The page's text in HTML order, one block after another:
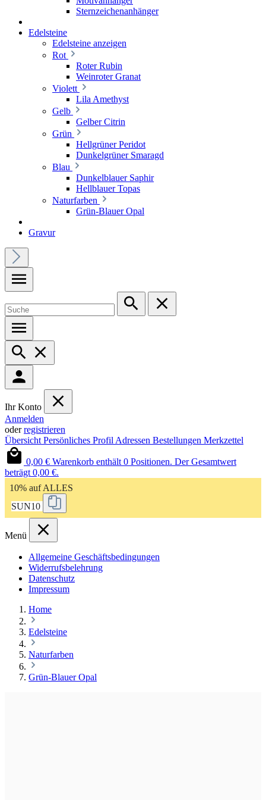
Sternzeichenanhänger
Edelsteine
Edelsteine anzeigen
Rot
Roter Rubin
Weinroter Granat
Violett
Lila Amethyst
Gelb
Gelber Citrin
Grün
Hellgrüner Peridot
Dunkelgrüner Smaragd
Blau
Dunkelblauer Saphir
Hellblauer Topas
Naturfarben
Grün-Blauer Opal
Gravur
Ihr Konto
Anmelden
oderregistrieren
Übersicht Persönliches Profil Adressen Bestellungen Merkzettel
0,00 € Warenkorb enthält 0 Positionen. Der Gesamtwert
beträgt 0,00 €.
10% auf ALLES
SUN10
Menü
Allgemeine Geschäftsbedingungen
Widerrufsbelehrung
Datenschutz
Impressum
Home
Edelsteine
Naturfarben
Grün-Blauer Opal